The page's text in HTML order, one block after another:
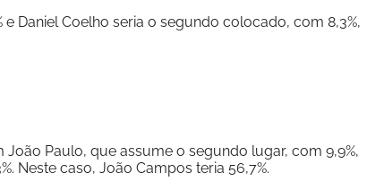
Daniel Coelho seria o segundo colocado, com 8,3%,
Paulo, que assume o segundo lugar, com 9,9%,
Neste caso, João Campos teria 56,7%.